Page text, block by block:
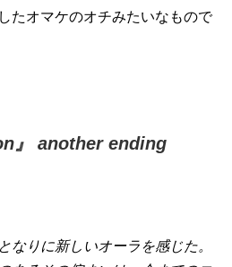
たオマケのオチみたいなもので
』 another ending
なりに新しいオーラを感じた。